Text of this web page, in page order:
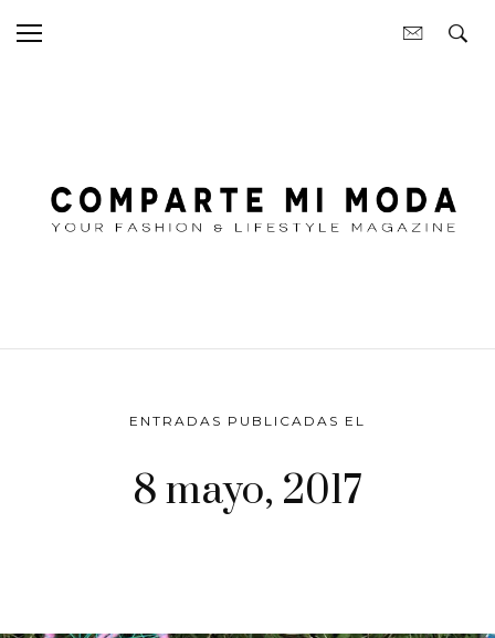
ENTRADAS PUBLICADAS EL
8 mayo, 2017